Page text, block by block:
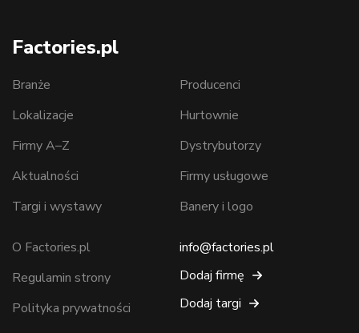
Factories.pl
Branże
Lokalizacje
Firmy A–Z
Aktualności
Targi i wystawy
Producenci
Hurtownie
Dystrybutorzy
Firmy usługowe
Banery i logo
O Factories.pl
Regulamin strony
Polityka prywatności
info@factories.pl
Dodaj firmę
Dodaj targi